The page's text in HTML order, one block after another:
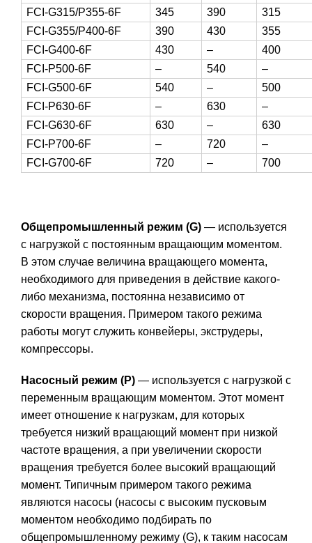
FCI-G315/P355-6F 345 390
315
FCI-G355/P400-6F
390 430
355
FCI-G400-6F
430 –
400
FCI-P500-6F
– 540
–
FCI-G500-6F
540 –
500
FCI-P630-6F
– 630
–
FCI-G630-6F
630 –
630
FCI-P700-6F
– 720
–
FCI-G700-6F
720 – 700
Общепромышленный режим (G) — используется
с нагрузкой с постоянным вращающим моментом.
В этом случае величина вращающего момента,
необходимого для приведения в действие какого-
либо механизма, постоянна независимо от
скорости вращения. Примером такого режима
работы могут служить конвейеры, экструдеры,
компрессоры.
Насосный режим (P) — используется с нагрузкой с
переменным вращающим моментом. Этот момент
имеет отношение к нагрузкам, для которых
требуется низкий вращающий момент при низкой
частоте вращения, а при увеличении скорости
вращения требуется более высокий вращающий
момент. Типичным примером такого режима
являются насосы (насосы с высоким пусковым
моментом необходимо подбирать по
общепромышленному режиму (G), к таким насосам